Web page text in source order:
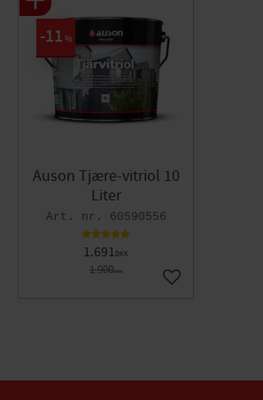
Auson Tjære-vitriol 10
Liter
60590556
1.691DKK
1.900DKK
11 %
Gem som favorit